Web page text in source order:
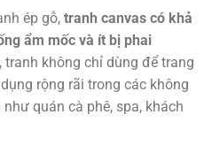
ép gỗ, tranh canvas có khả
ẩm mốc và ít bị phai
không chỉ dùng để trang
rộng rãi trong các không
quán cà phê, spa, khách